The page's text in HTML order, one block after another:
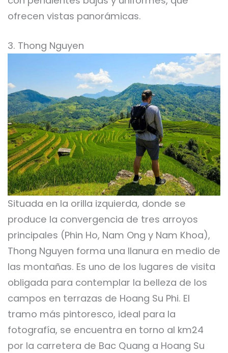
ofrecen vistas panorámicas.
3. Thong Nguyen
Situada en la orilla izquierda, donde se
produce la convergencia de tres arroyos
principales (Phin Ho, Nam Ong y Nam Khoa),
Thong Nguyen forma una llanura en medio de
las montañas. Es uno de los lugares de visita
obligada para contemplar la belleza de los
campos en terrazas de Hoang Su Phi. El
tramo más pintoresco, ideal para la
fotografía, se encuentra en torno al km24
por la carretera de Bac Quang a Hoang Su